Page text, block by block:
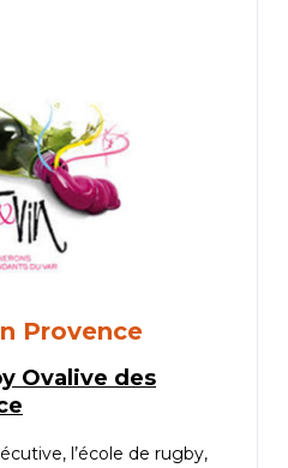
Provence
Ovalive des
l’école de rugby,